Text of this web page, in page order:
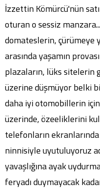
İzzettin Kömürcü'nün
oturan o sessiz
domateslerin,
arasında yaşamın
plazaların, lüks sitelerin
üzerine düşmüyor belki
daha iyi otomobillerin
üzerinde, özeeliklerini
telefonların
ninnisiyle uyutuluyoruz
yavaşlığına ayak
feryadı duymayacak